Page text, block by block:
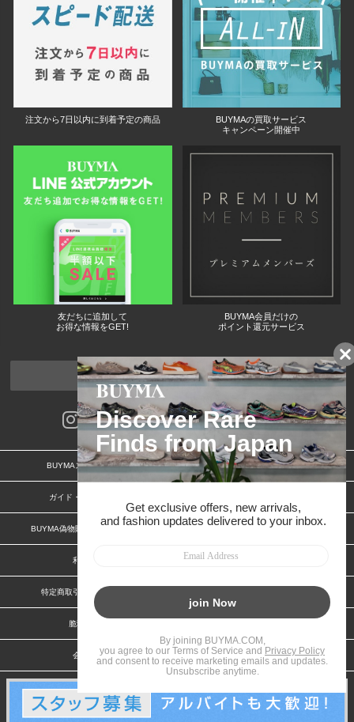
注文から7日以内に到着予定の商品
BUYMAの買取サービス
キャンペーン開催中
友だちに追加して
お得な情報をGET!
BUYMA会員だけの
ポイント還元サービス
ページトップへ
BUYMAスタートガイド 安心への取り組み
ガイド・お問い合わせ
BUYMA偽物販売防止の取り組み BUYMA CARD
利用規約
特定商取引法に関する表記
脆弱性報告
会社案内 スタッフ募集